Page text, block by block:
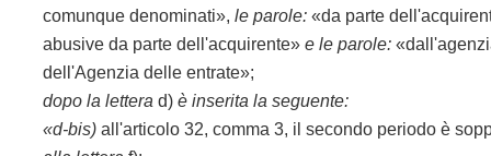
comunque denominati»,le parole: «da parte
abusive da parte dell'acquirente»e le parole:
dell'Agenzia delle entrate»;
dopo la lettera d)è inserita la seguente:
«d-bis) all'articolo 32, comma 3, il secondo periodo è